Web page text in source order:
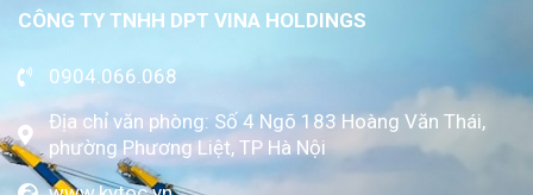
CÔNG TY TNHH DPT VINA HOLDINGS
0904.066.068
Địa chỉ văn phòng: Số 4 Ngõ 183 Hoàng Văn Thái,
phường Phương Liệt, TP Hà Nội